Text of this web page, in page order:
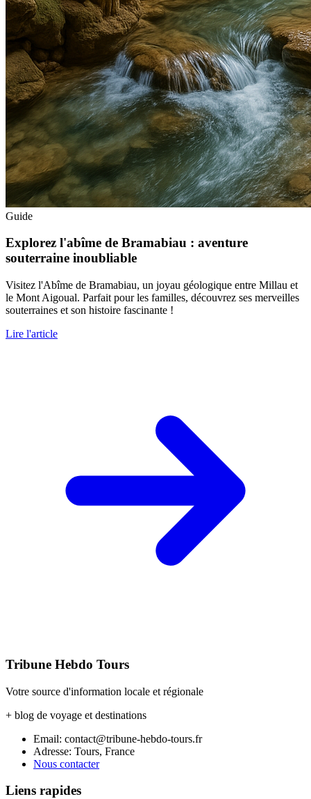
Guide
Explorez l'abîme de Bramabiau : aventure
souterraine inoubliable
Visitez l'Abîme de Bramabiau, un joyau géologique entre Millau et
le Mont Aigoual. Parfait pour les familles, découvrez ses merveilles
souterraines et son histoire fascinante !
Lire l'article
Tribune Hebdo Tours
Votre source d'information locale et régionale
+ blog de voyage et destinations
Email: contact@tribune-hebdo-tours.fr
Adresse: Tours, France
Nous contacter
Liens rapides